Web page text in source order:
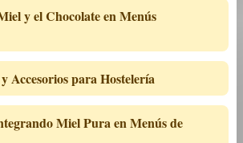
y el Chocolate en Menús
Accesorios para Hostelería
Miel Pura en Menús de